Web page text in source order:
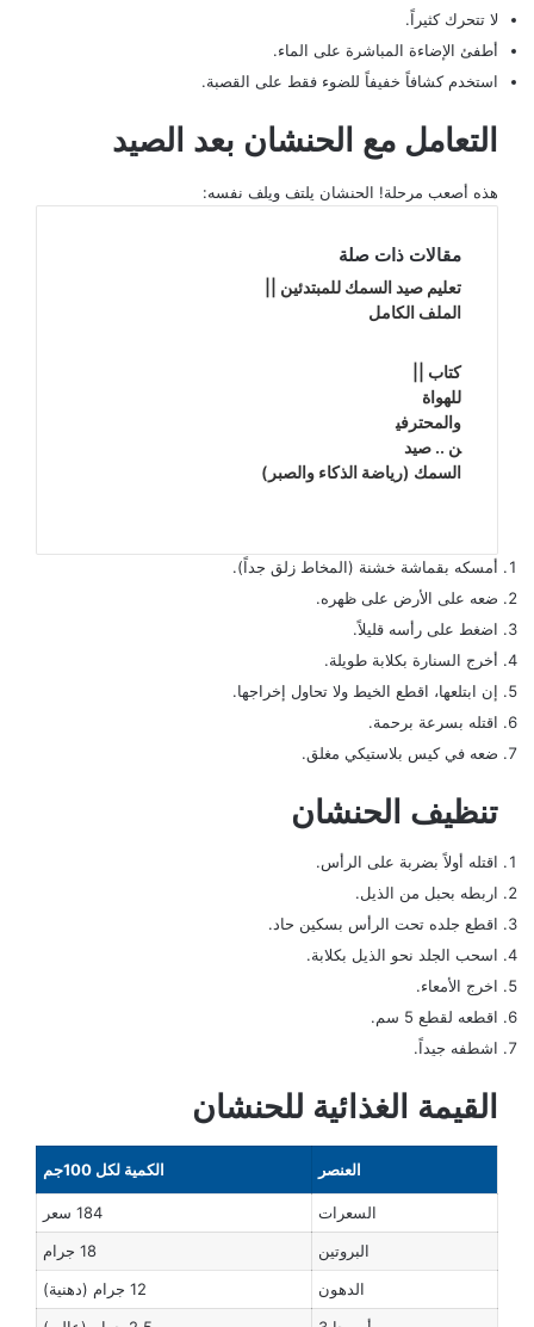
لا تتحرك كثيراً.
أطفئ الإضاءة المباشرة على الماء.
استخدم كشافاً خفيفاً للضوء فقط على القصبة.
التعامل مع الحنشان بعد الصيد
هذه أصعب مرحلة! الحنشان يلتف ويلف نفسه:
مقالات ذات صلة
تعليم صيد السمك للمبتدئين ||
الملف الكامل
كتاب ||
للهواة
والمحترفي
ن .. صيد
السمك (رياضة الذكاء والصبر)
أمسكه بقماشة خشنة (المخاط زلق جداً).
ضعه على الأرض على ظهره.
اضغط على رأسه قليلاً.
أخرج السنارة بكلابة طويلة.
إن ابتلعها، اقطع الخيط ولا تحاول إخراجها.
اقتله بسرعة برحمة.
ضعه في كيس بلاستيكي مغلق.
تنظيف الحنشان
اقتله أولاً بضربة على الرأس.
اربطه بحبل من الذيل.
اقطع جلده تحت الرأس بسكين حاد.
اسحب الجلد نحو الذيل بكلابة.
اخرج الأمعاء.
اقطعه لقطع 5 سم.
اشطفه جيداً.
القيمة الغذائية للحنشان
العنصر الكمية لكل 100جم
السعرات
184 سعر
البروتين
18 جرام
الدهون
12 جرام (دهنية)